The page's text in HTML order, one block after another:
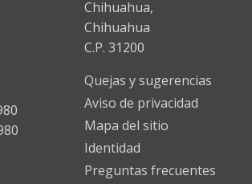
Chihuahua,
Chihuahua
C.P. 31200
Quejas y sugerencias
Aviso de privacidad
Mapa del sitio
Identidad
Preguntas frecuentes